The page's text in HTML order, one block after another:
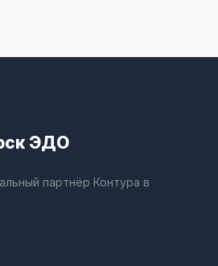
ЭДО
партнёр Контура в